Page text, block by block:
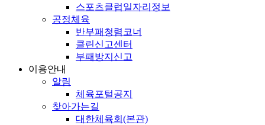
스포츠클럽일자리정보
공정체육
반부패청렴코너
클린신고센터
부패방지신고
이용안내
알림
체육포털공지
찾아가는길
대한체육회(본관)